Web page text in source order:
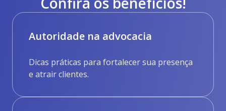
Autoridade na advocacia
Dicas práticas para fortalecer sua presença
e atrair clientes.